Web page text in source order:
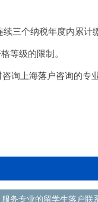
三个纳税年度内累
等级的限制。
询 上海落户咨询的专
服务专业的留学生落户联